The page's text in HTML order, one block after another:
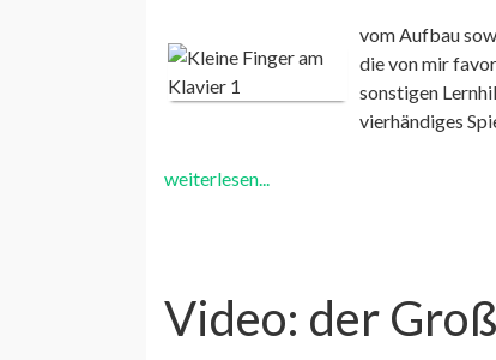
vom Aufbau
die von mir
sonstigen
vierhändiges
weiterlesen...
Video: der